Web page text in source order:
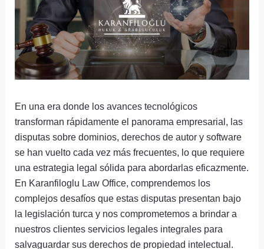
En una era donde los avances tecnológicos
transforman rápidamente el panorama empresarial, las
disputas sobre dominios, derechos de autor y software
se han vuelto cada vez más frecuentes, lo que requiere
una estrategia legal sólida para abordarlas eficazmente.
En Karanfiloglu Law Office, comprendemos los
complejos desafíos que estas disputas presentan bajo
la legislación turca y nos comprometemos a brindar a
nuestros clientes servicios legales integrales para
salvaguardar sus derechos de propiedad intelectual.